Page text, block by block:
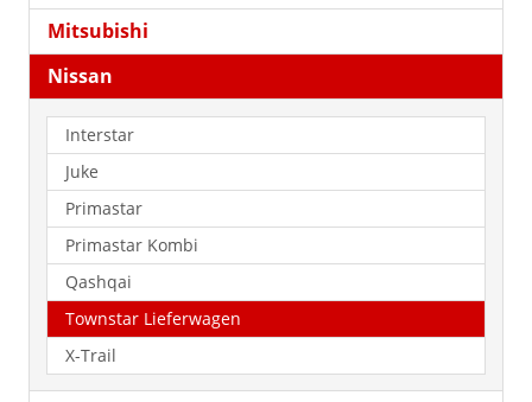
Mitsubishi
Nissan
Interstar
Juke
Primastar
Primastar Kombi
Qashqai
Townstar Lieferwagen
X-Trail